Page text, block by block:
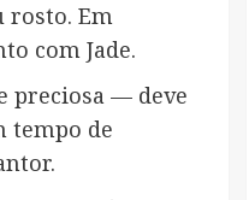
rosto. Em
com Jade.
preciosa — deve
tempo de